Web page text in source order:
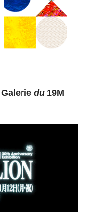
du19M